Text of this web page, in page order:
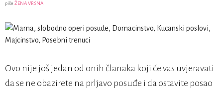
piše ŽENA VRSNA
Ovo nije još jedan od onih članaka koji će vas uvjeravati
da se ne obazirete na prljavo posuđe i da ostavite posao